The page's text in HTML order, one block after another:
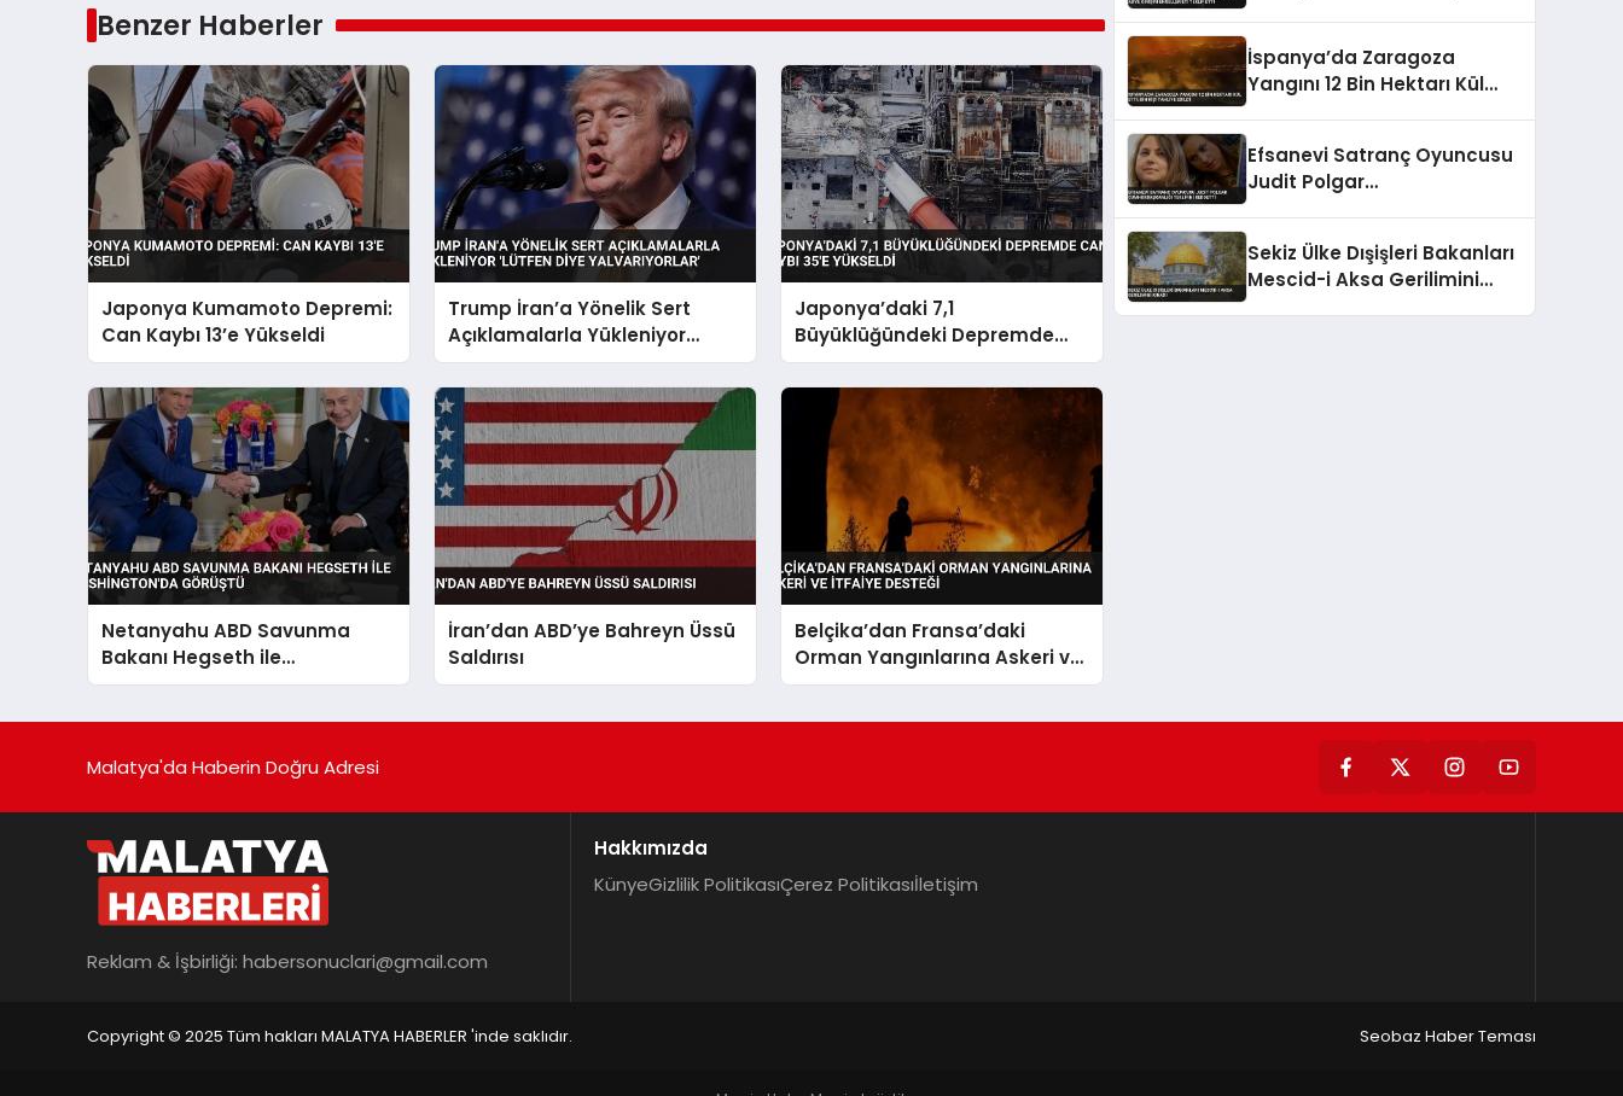
Benzer Haberler
Japonya Kumamoto Depremi:
Can Kaybı 13’e Yükseldi
Trump İran’a Yönelik Sert
Açıklamalarla Yükleniyor
‘Lütfen Diye Yalvarıyorlar’
Japonya’daki 7,1
Büyüklüğündeki Depremde
Can Kaybı 35’e Yükseldi
Netanyahu ABD Savunma
Bakanı Hegseth ile
Washington’da Görüştü
İran’dan ABD’ye Bahreyn Üssü
Saldırısı
Belçika’dan Fransa’daki
Orman Yangınlarına Askeri ve
İtfaiye Desteği
İspanya’da Zaragoza
Yangını 12 Bin Hektarı Kül
Efsanevi Satranç Oyuncusu
Judit Polgar
Sekiz Ülke Dışişleri Bakanları
Mescid-i Aksa Gerilimini
Malatya'da Haberin Doğru Adresi
Reklam & İşbirliği: habersonuclari@gmail.com
Hakkımızda
KünyeGizlilik PolitikasıÇerez Politikasıİletişim
Copyright © 2025 Tüm hakları MALATYA HABERLER 'inde saklıdır. Seobaz Haber Teması